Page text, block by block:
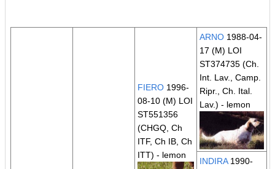
FIERO 1996-
08-10 (M) LOI
ST551356
(CHGQ, Ch
ITF, Ch IB, Ch
ITT) - lemon
ARNO 1988-04-
17 (M) LOI
ST374735 (Ch.
Int. Lav., Camp.
Ripr., Ch. Ital.
Lav.) - lemon
INDIRA1990-